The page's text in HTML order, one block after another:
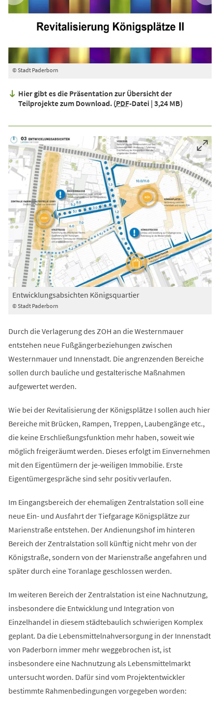
© Stadt Paderborn
Hier gibt es die Präsentation zur Übersicht der
Teilprojekte zum Download. PDF-Datei 3,24 MB
© Stadt Paderborn
Entwicklungsabsichten Königsquartier
Durch die Verlagerung des ZOH an die Westernmauer
entstehen neue Fußgängerbeziehungen zwischen
Westernmauer und Innenstadt. Die angrenzenden Bereiche
sollen durch bauliche und gestalterische Maßnahmen
aufgewertet werden.
Wie bei der Revitalisierung der Königsplätze I sollen auch hier
Bereiche mit Brücken, Rampen, Treppen, Laubengänge etc.,
die keine Erschließungsfunktion mehr haben, soweit wie
möglich freigeräumt werden. Dieses erfolgt im Einvernehmen
mit den Eigentümern der je-weiligen Immobilie. Erste
Eigentümergespräche sind sehr positiv verlaufen.
Im Eingangsbereich der ehemaligen Zentralstation soll eine
neue Ein- und Ausfahrt der Tiefgarage Königsplätze zur
Marienstraße entstehen. Der Andienungshof im hinteren
Bereich der Zentralstation soll künftig nicht mehr von der
Königstraße, sondern von der Marienstraße angefahren und
später durch eine Toranlage geschlossen werden.
Im weiteren Bereich der Zentralstation ist eine Nachnutzung,
insbesondere die Entwicklung und Integration von
Einzelhandel in diesem städtebaulich schwierigen Komplex
geplant. Da die Lebensmittelnahversorgung in der Innenstadt
von Paderborn immer mehr weggebrochen ist, ist
insbesondere eine Nachnutzung als Lebensmittelmarkt
untersucht worden. Dafür sind vom Projektentwickler
bestimmte Rahmenbedingungen vorgegeben worden: